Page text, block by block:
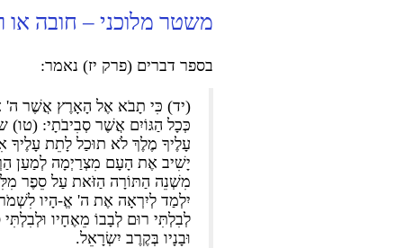
משטר מלוכני – חובה או
בספר דברים (פרק יז) נאמר:
(יד) כִּי תָבֹא אֶל הָאָרֶץ אֲשֶׁר ה'
כְּכָל הַגּוֹיִם אֲשֶׁר סְבִיבֹתָי:
עָלֶיךָ מֶלֶךְ לֹא תוּכַל לָתֵת עָלֶיךָ
יָשִׁיב אֶת הָעָם מִצְרַיְמָה לְמַעַן
מִשְׁנֵה הַתּוֹרָה הַזֹּאת עַל סֵפֶר
יִלְמַד לְיִרְאָה אֶת ה' אֱ-הָיו
לְבִלְתִּי רוּם לְבָבוֹ מֵאֶחָיו
וּבָנָיו בְּקֶרֶב יִשְׂרָאֵל.